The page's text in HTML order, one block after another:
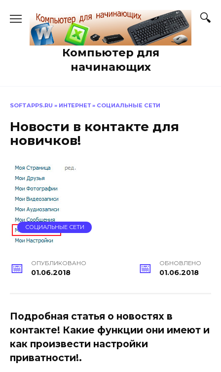
содержанию
Компьютер для
начинающих
SOFTAPPS.RU » ИНТЕРНЕТ» СОЦИАЛЬНЫЕ СЕТИ
Новости в контакте для
новичков!
СОЦИАЛЬНЫЕ СЕТИ
ОПУБЛИКОВАНО
01.06.2018
ОБНОВЛЕНО
01.06.2018
Подробная статья о новостях в
контакте! Какие функции они имеют и
как произвести настройки
приватности!.